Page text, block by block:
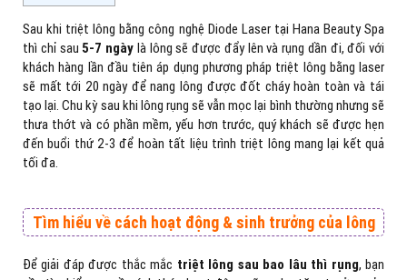
Sau khi triệt lông bằng công nghệ Diode Laser tại Hana Beauty Spa
thì chỉ sau 5-7 ngày là lông sẽ được đẩy lên và rụng dần đi, đối với
khách hàng lần đầu tiên áp dụng phương pháp triệt lông bằng laser
sẽ mất tới 20 ngày để nang lông được đốt cháy hoàn toàn và tái
tạo lại. Chu kỳ sau khi lông rụng sẽ vẫn mọc lại bình thường nhưng sẽ
thưa thớt và có phần mềm, yếu hơn trước, quý khách sẽ được hẹn
đến buổi thứ 2-3 để hoàn tất liệu trình triệt lông mang lại kết quả
tối đa.
Tìm hiểu về cách hoạt động & sinh trưởng của lông
Để giải đáp được thắc mắc triệt lông sau bao lâu thì rụng, bạn